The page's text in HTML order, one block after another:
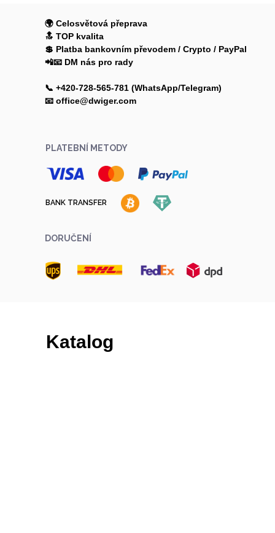
🌍 Celosvětová přeprava
🔝 TOP kvalita
💲 Platba bankovním převodem / Crypto / PayPal
📲📧 DM nás pro rady
📞 +420-728-565-781 (WhatsApp/Telegram)
📧 office@dwiger.com
BANK TRANSFER
DORUČENÍ
PLATEBNÍ METODY
Katalog